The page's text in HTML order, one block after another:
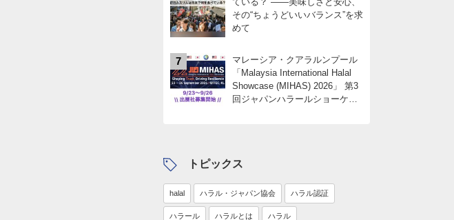
その“ちょうどいいバランス”を求
めて
7
マレーシア・クアラルンプール
「Malaysia International Halal
Showcase (MIHAS) 2026」 第3
回ジャパンハラールショーケー
トピックス
halal ハラル・ジャパン協会 ハラル認証
ハラール ハラルとは ハラル